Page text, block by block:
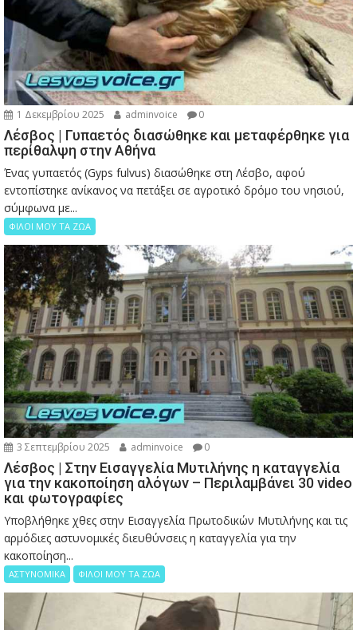
1 Δεκεμβρίου 2025 adminvoice 0
Λέσβος | Γυπαετός διασώθηκε και μεταφέρθηκε για
περίθαλψη στην Αθήνα
Ένας γυπαετός (Gyps fulvus) διασώθηκε στη Λέσβο, αφού
εντοπίστηκε ανίκανος να πετάξει σε αγροτικό δρόμο του νησιού,
σύμφωνα με...
ΦΙΛΟΙ ΜΟΥ ΤΑ ΖΩΑ
3 Σεπτεμβρίου 2025 adminvoice 0
Λέσβος | Στην Εισαγγελία Μυτιλήνης η καταγγελία
για την κακοποίηση αλόγων – Περιλαμβάνει 30 video
και φωτογραφίες
Υποβλήθηκε χθες στην Εισαγγελία Πρωτοδικών Μυτιλήνης και τις
αρμόδιες αστυνομικές διευθύνσεις η καταγγελία για την
κακοποίηση...
ΑΣΤΥΝΟΜΙΚΑ ΦΙΛΟΙ ΜΟΥ ΤΑ ΖΩΑ